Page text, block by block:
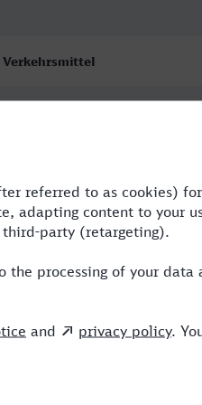
Verkehrsmittel
NBE,RB,RE,RRB,ICE
NBE,RB,RE,RRB,ICE